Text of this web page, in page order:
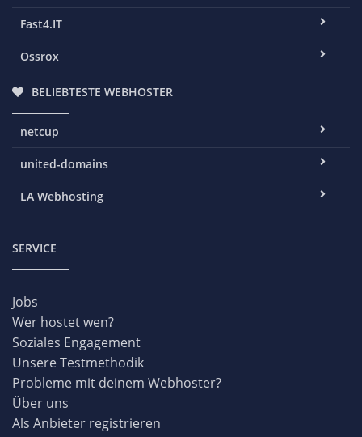
Fast4.IT
Ossrox
BELIEBTESTE WEBHOSTER
netcup
united-domains
LA Webhosting
SERVICE
Jobs
Wer hostet wen?
Soziales Engagement
Unsere Testmethodik
Probleme mit deinem Webhoster?
Über uns
Als Anbieter registrieren